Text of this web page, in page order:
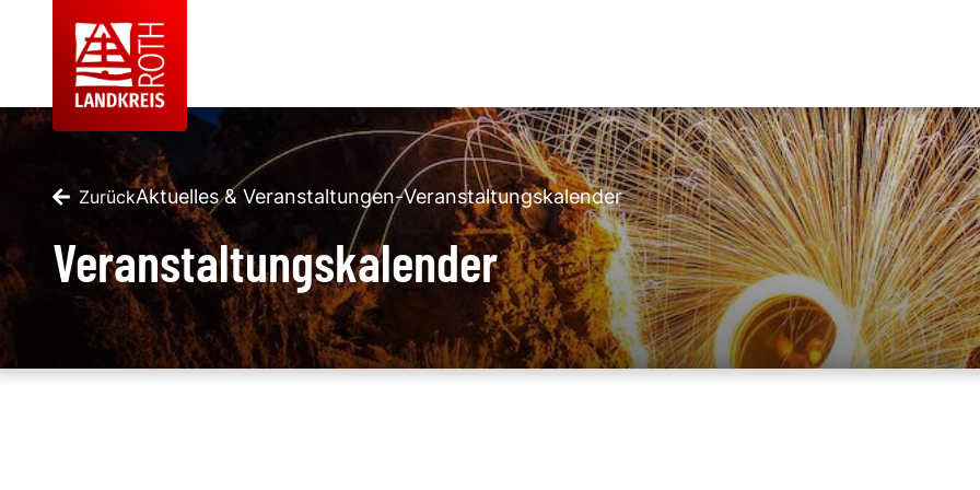
ZurückAktuelles & Veranstaltungen-Veranstaltungskalender
Veranstaltungskalender